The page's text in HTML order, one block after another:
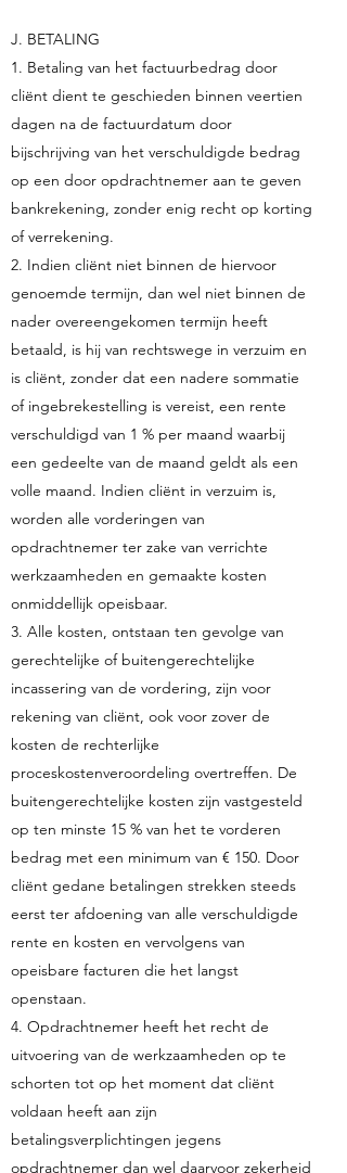
J. BETALING
1. Betaling van het factuurbedrag door
cliënt dient te geschieden binnen veertien
dagen na de factuurdatum door
bijschrijving van het verschuldigde bedrag
op een door opdrachtnemer aan te geven
bankrekening, zonder enig recht op korting
of verrekening.
2. Indien cliënt niet binnen de hiervoor
genoemde termijn, dan wel niet binnen de
nader overeengekomen termijn heeft
betaald, is hij van rechtswege in verzuim en
is cliënt, zonder dat een nadere sommatie
of ingebrekestelling is vereist, een rente
verschuldigd van 1 % per maand waarbij
een gedeelte van de maand geldt als een
volle maand. Indien cliënt in verzuim is,
worden alle vorderingen van
opdrachtnemer ter zake van verrichte
werkzaamheden en gemaakte kosten
onmiddellijk opeisbaar.
3. Alle kosten, ontstaan ten gevolge van
gerechtelijke of buitengerechtelijke
incassering van de vordering, zijn voor
rekening van cliënt, ook voor zover de
kosten de rechterlijke
proceskostenveroordeling overtreffen. De
buitengerechtelijke kosten zijn vastgesteld
op ten minste 15 % van het te vorderen
bedrag met een minimum van € 150. Door
cliënt gedane betalingen strekken steeds
eerst ter afdoening van alle verschuldigde
rente en kosten en vervolgens van
opeisbare facturen die het langst
openstaan.
4. Opdrachtnemer heeft het recht de
uitvoering van de werkzaamheden op te
schorten tot op het moment dat cliënt
voldaan heeft aan zijn
betalingsverplichtingen jegens
opdrachtnemer dan wel daarvoor zekerheid